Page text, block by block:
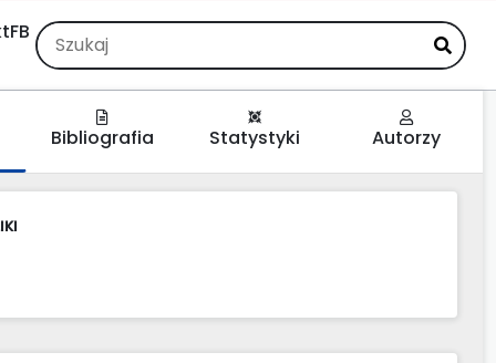
FB
Bibliografia Statystyki Autorzy